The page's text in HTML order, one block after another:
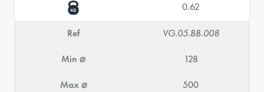
0.62
Ref VG.05.BB.008
Min ⌀ 128
Max ⌀ 500